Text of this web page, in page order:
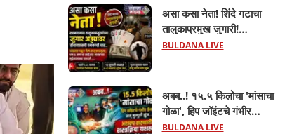
असा कसा नेता! शिंदे गटाचा
तालुकाप्रमुख जुगारी!
खामगावात तालुकाप्रमुखांच्या
गेला तालुकाप्रमुख; पण ६
जणांना साडेआठ लाखांच्या
मुद्देमालासह पकडले.....
BULDANA LIVE
अबब..! १५.५ किलोचा 'मांसाचा
गोळा', हिप जॉइंटचे गंभीर
फ्रॅक्चर अन् मृत्यूशी झुंज...
BULDANA LIVE